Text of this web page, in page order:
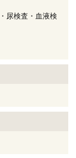
尿検査・血液検